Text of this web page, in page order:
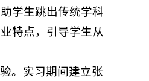
学生跳出传统学科
特点，引导学生从
。实习期间建立张